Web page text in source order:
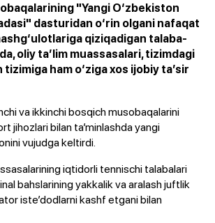
"Yangi O‘zbekiston
dasturidan o‘rin olgani nafaqat
qiziqadigan talaba-
oliy ta’lim muassasalari, tizimdagi
ham o‘ziga xos ijobiy ta’sir
va ikkinchi bosqich musobaqalarini
jihozlari bilan ta’minlashda yangi
vujudga keltirdi.
iqtidorli tennischi talabalari
bahslarining yakkalik va aralash juftlik
iste’dodlarni kashf etgani bilan